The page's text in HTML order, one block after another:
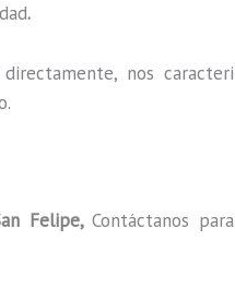
.
nos
Felipe,Contáctanos